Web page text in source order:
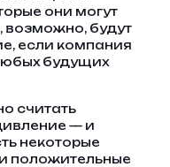
они могут
возможно, будут
если компания
будущих
считать
— и
некоторые
положительные